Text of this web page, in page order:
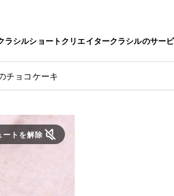
ラシルショートクリエイタークラシルのサー
チョコケーキ
ートを解除